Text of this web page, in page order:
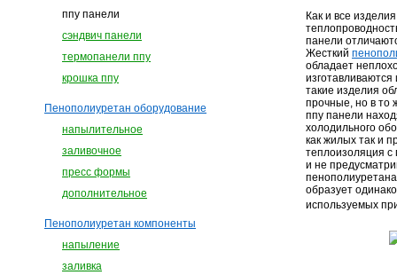
ппу панели
сэндвич панели
термопанели ппу
крошка ппу
Пенополиуретан оборудование
напылительное
заливочное
пресс формы
дополнительное
Пенополиуретан компоненты
напыление
заливка
Как и все
панели
Жесткий
обладает
такие изделия
прочные, но в то
ппу панели
холодильного
как жилых так и
теплоизоляция с
и не
образует
используемых